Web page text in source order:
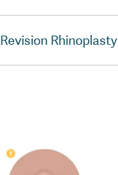
Revision Rhinoplasty